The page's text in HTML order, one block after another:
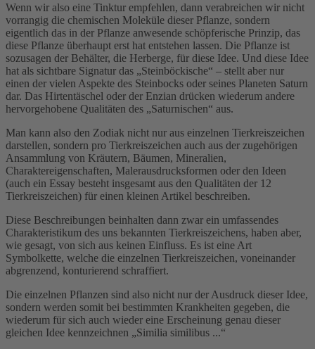
Wenn wir also eine Tinktur empfehlen, dann verabreichen wir nicht
vorrangig die chemischen Moleküle dieser Pflanze, sondern
eigentlich das in der Pflanze anwesende schöpferische Prinzip, das
diese Pflanze überhaupt erst hat entstehen lassen. Die Pflanze ist
sozusagen der Behälter, die Herberge, für diese Idee. Und diese Idee
hat als sichtbare Signatur das „Steinböckische“ – stellt aber nur
einen der vielen Aspekte des Steinbocks oder seines Planeten Saturn
dar. Das Hirtentäschel oder der Enzian drücken wiederum andere
hervorgehobene Qualitäten des „Saturnischen“ aus.
Man kann also den Zodiak nicht nur aus einzelnen Tierkreiszeichen
darstellen, sondern pro Tierkreiszeichen auch aus der zugehörigen
Ansammlung von Kräutern, Bäumen, Mineralien,
Charaktereigenschaften, Malerausdrucksformen oder den Ideen
(auch ein Essay besteht insgesamt aus den Qualitäten der 12
Tierkreiszeichen) für einen kleinen Artikel beschreiben.
Diese Beschreibungen beinhalten dann zwar ein umfassendes
Charakteristikum des uns bekannten Tierkreiszeichens, haben aber,
wie gesagt, von sich aus keinen Einfluss. Es ist eine Art
Symbolkette, welche die einzelnen Tierkreiszeichen, voneinander
abgrenzend, konturierend schraffiert.
Die einzelnen Pflanzen sind also nicht nur der Ausdruck dieser Idee,
sondern werden somit bei bestimmten Krankheiten gegeben, die
wiederum für sich auch wieder eine Erscheinung genau dieser
gleichen Idee kennzeichnen „Similia similibus ...“